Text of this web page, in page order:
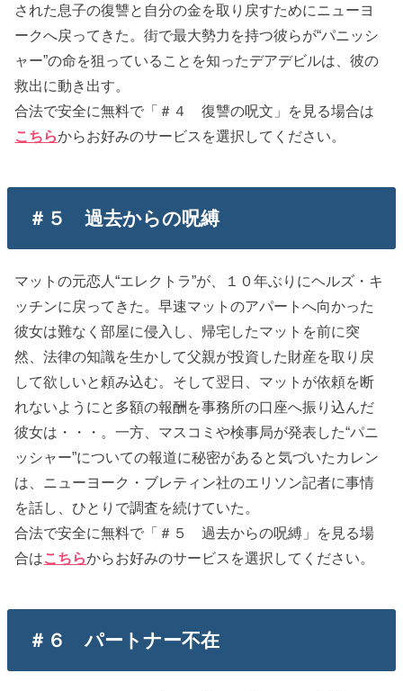
された息子の復讐と自分の金を取り戻すためにニューヨ
ークへ戻ってきた。街で最大勢力を持つ彼らが“パニッシ
ャー”の命を狙っていることを知ったデアデビルは、彼の
救出に動き出す。
合法で安全に無料で「＃４ 復讐の呪文」を見る場合は
こちらからお好みのサービスを選択してください。
＃５ 過去からの呪縛
マットの元恋人“エレクトラ”が、１０年ぶりにヘルズ・キ
ッチンに戻ってきた。早速マットのアパートへ向かった
彼女は難なく部屋に侵入し、帰宅したマットを前に突
然、法律の知識を生かして父親が投資した財産を取り戻
して欲しいと頼み込む。そして翌日、マットが依頼を断
れないようにと多額の報酬を事務所の口座へ振り込んだ
彼女は・・・。一方、マスコミや検事局が発表した“パニ
ッシャー”についての報道に秘密があると気づいたカレン
は、ニューヨーク・ブレティン社のエリソン記者に事情
を話し、ひとりで調査を続けていた。
合法で安全に無料で「＃５ 過去からの呪縛」を見る場
合はこちらからお好みのサービスを選択してください。
＃６ パートナー不在